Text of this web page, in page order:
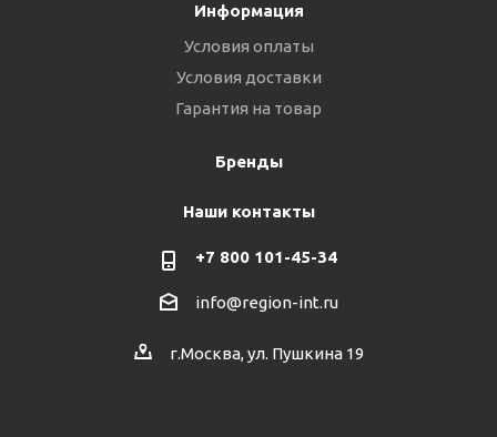
Информация
Условия оплаты
Условия доставки
Гарантия на товар
Бренды
Наши контакты
+7 800 101-45-34
info@region-int.ru
г.Москва, ул. Пушкина 19